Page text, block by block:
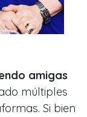
amigas
múltiples
Si bien